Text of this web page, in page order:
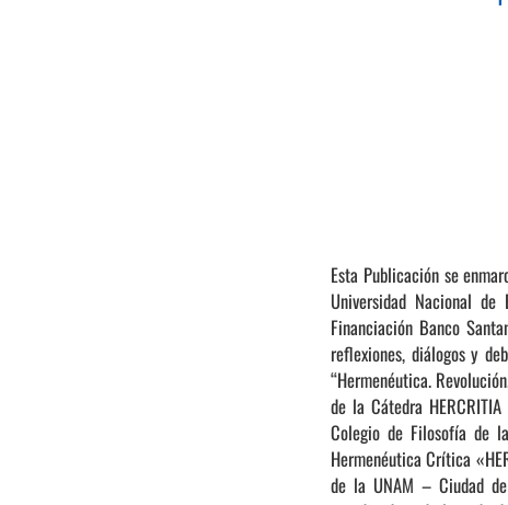
Esta Publicación se
Universidad Nacional de
Financiación Banco
reflexiones, diálogos y
“Hermenéutica.
de la Cátedra
Colegio de Filosofía de
Hermenéutica Crítica
de la UNAM – Ciudad